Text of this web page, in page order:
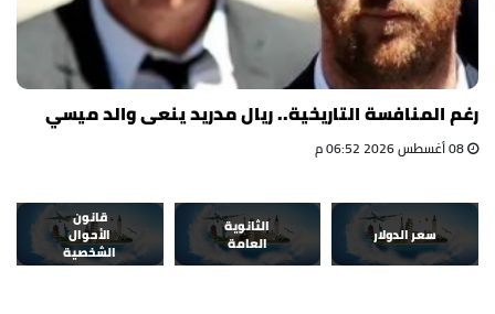
رغم المنافسة التاريخية.. ريال مدريد ينعى والد ميسي
سعر الدولار
الثانوية
العامة
قانون
الأحوال
الشخصية